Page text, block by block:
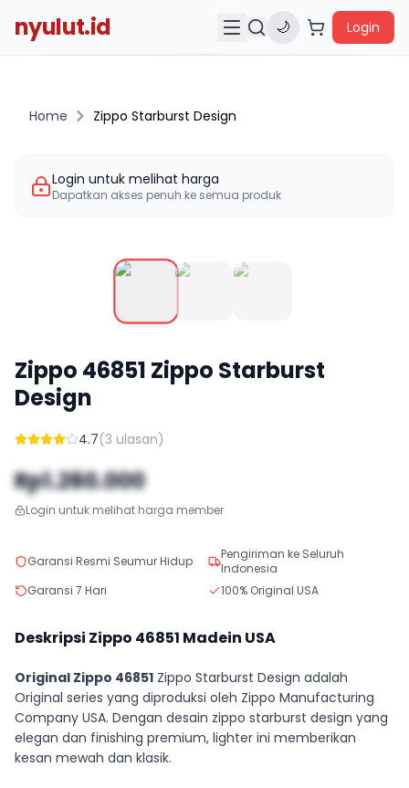
nyulut.id 🌙 Login
Home Zippo Starburst Design
Login untuk melihat harga
Dapatkan akses penuh ke semua produk
Zippo 46851 Zippo Starburst
Design
4.7(3 ulasan)
Rp1.260.000
Login untuk melihat harga member
Garansi Resmi Seumur Hidup
Pengiriman ke Seluruh
Indonesia
Garansi 7 Hari
100% Original USA
Deskripsi Zippo 46851 Madein USA
Original Zippo 46851 Zippo Starburst Design adalah
Original series yang diproduksi oleh Zippo Manufacturing
Company USA. Dengan desain zippo starburst design yang
elegan dan finishing premium, lighter ini memberikan
kesan mewah dan klasik.